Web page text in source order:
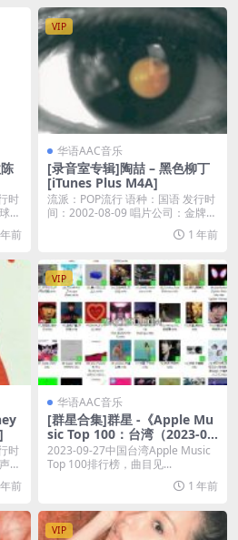
时
唱
前
VIP
华语AAC音乐
[录音室专辑]陶喆 – 黑色柳丁
[iTunes Plus M4A]
流派：POP流行 语种：国语 发行时
间：2002-08-09 唱片公司：金牌大
1 年前
时
好
前
VIP
华语AAC音乐
[群星合集]群星 -《Apple Mu
sic Top 100：台湾（2023-09
-27）》 [iTunes Plus AAC M
4A]
2023-09-27中国台湾Apple Music
Top 100排行榜，曲目见...
1 年前
VIP